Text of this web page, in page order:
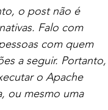
o post não é
Falo com
com quem
a seguir. Portanto,
o Apache
ou mesmo uma